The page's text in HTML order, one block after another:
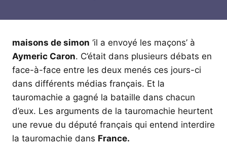
maisons de simon ‘il a envoyé les maçons’ à
Aymeric Caron. C’était dans plusieurs débats en
face-à-face entre les deux menés ces jours-ci
dans différents médias français. Et la
tauromachie a gagné la bataille dans chacun
d’eux. Les arguments de la tauromachie heurtent
une revue du député français qui entend interdire
la tauromachie dans France.